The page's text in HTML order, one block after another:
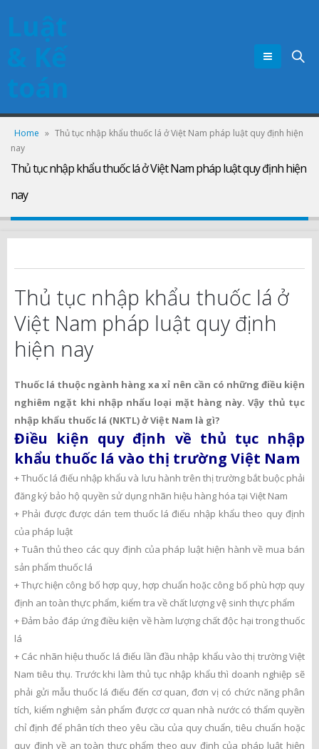
Luật
& Kế
toán
Home » Thủ tục nhập khẩu thuốc lá ở Việt Nam pháp luật quy định hiện
nay
Thủ tục nhập khẩu thuốc lá ở Việt Nam pháp luật quy định hiện
nay
Thủ tục nhập khẩu thuốc lá ở
Việt Nam pháp luật quy định
hiện nay
Thuốc lá thuộc ngành hàng xa xỉ nên cần có những điều kiện
nghiêm ngặt khi nhập nhẩu loại mặt hàng này. Vậy thủ tục
nhập khẩu thuốc lá (NKTL) ở Việt Nam là gì?
Điều kiện quy định về thủ tục nhập
khẩu thuốc lá vào thị trường Việt Nam
+ Thuốc lá điếu nhập khẩu và lưu hành trên thị trường bắt buộc phải
đăng ký bảo hộ quyền sử dụng nhãn hiệu hàng hóa tại Việt Nam
+ Phải được được dán tem thuốc lá điếu nhập khẩu theo quy định
của pháp luật
+ Tuân thủ theo các quy định của pháp luật hiện hành về mua bán
sản phẩm thuốc lá
+ Thực hiện công bố hợp quy, hợp chuẩn hoặc công bố phù hợp quy
định an toàn thực phẩm, kiểm tra về chất lượng vệ sinh thực phẩm
+ Đảm bảo đáp ứng điều kiện về hàm lượng chất độc hại trong thuốc
lá
+ Các nhãn hiệu thuốc lá điếu lần đầu nhập khẩu vào thị trường Việt
Nam tiêu thụ. Trước khi làm thủ tục nhập khẩu thì doanh nghiệp sẽ
phải gửi mẫu thuốc lá điếu đến cơ quan, đơn vị có chức năng phân
tích, kiểm nghiệm sản phẩm được cơ quan nhà nước có thẩm quyền
chỉ định để phân tích theo yêu cầu của quy chuẩn, tiêu chuẩn hoặc
quy định về an toàn thực phẩm theo quy định của pháp luật hiện